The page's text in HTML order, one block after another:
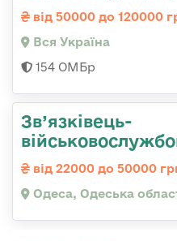
від 50000 до 120000
Вся Україна
154 ОМБр
Зв’язківець-
від 22000 до 50000
Одеса, Одеська